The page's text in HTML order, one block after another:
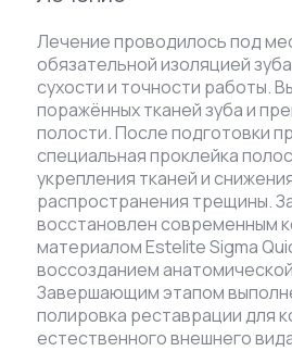
Лечение проводилось под
обязательной изоляцией
сухости и точности работы.
поражённых тканей зуба и
полости. После подготовки
специальная проклейка
укрепления тканей и
распространения трещины.
восстановлен современным
материалом Estelite Sigma
воссозданием
Завершающим этапом
полировка реставрации для
естественного внешнего